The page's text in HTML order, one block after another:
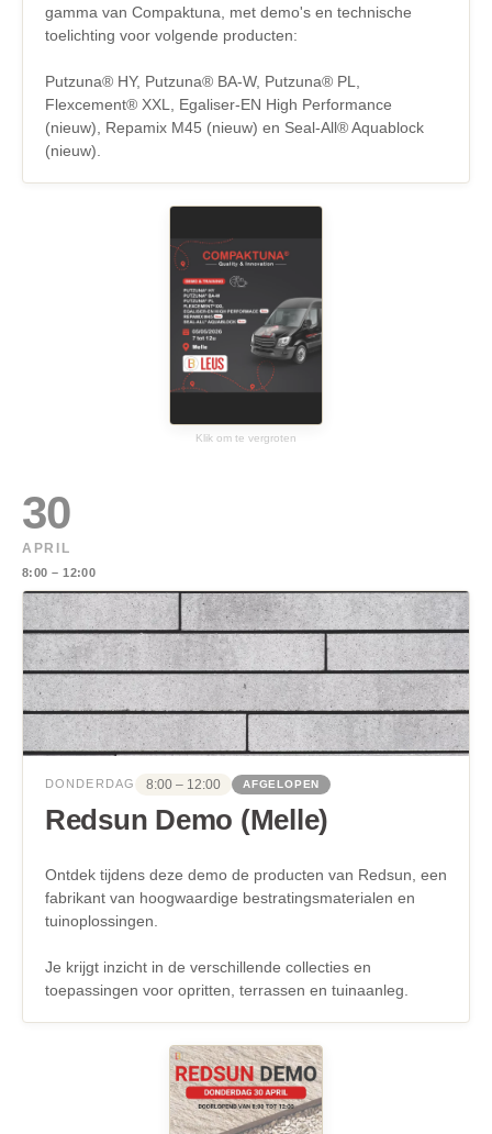
gamma van Compaktuna, met demo's en technische
toelichting voor volgende producten:
Putzuna® HY, Putzuna® BA-W, Putzuna® PL,
Flexcement® XXL, Egaliser-EN High Performance
(nieuw), Repamix M45 (nieuw) en Seal-All® Aquablock
(nieuw).
Klik om te vergroten
30
APRIL
8:00 – 12:00
DONDERDAG 8:00 – 12:00 AFGELOPEN
Redsun Demo (Melle)
Ontdek tijdens deze demo de producten van Redsun, een
fabrikant van hoogwaardige bestratingsmaterialen en
tuinoplossingen.
Je krijgt inzicht in de verschillende collecties en
toepassingen voor opritten, terrassen en tuinaanleg.